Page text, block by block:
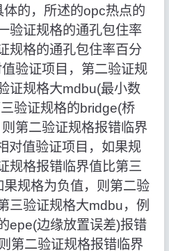
的，所述的opc热点的
验证规格的通孔包住率
规格的通孔包住率百分
验证项目，第二验证规
证规格大mdbu(最小数
验证规格的bridge(桥
第二验证规格报错临界
对值验证项目，如果规
规格报错临界值比第三
规格为负值，则第二验
三验证规格大mdbu，例
epe(边缘放置误差)报错
第二验证规格报错临界